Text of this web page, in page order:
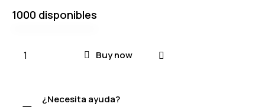
1000 disponibles
Buy now
¿Necesita ayuda?